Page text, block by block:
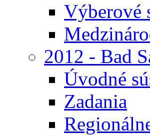
Výberové
2012 - Bad
Úvodné
Zadania